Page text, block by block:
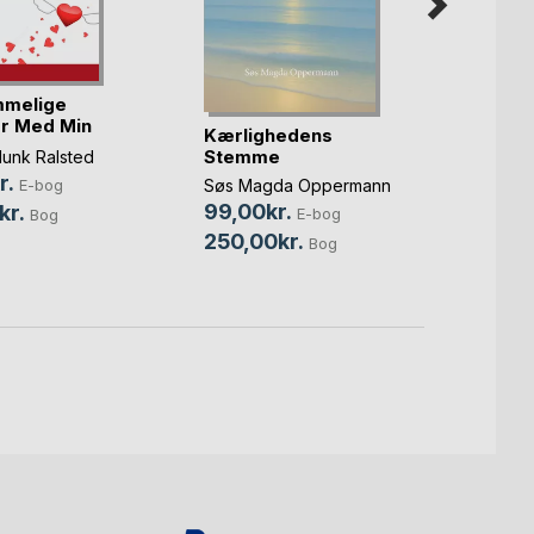
Med Min
Ralsted
E-bog
Bog
Kærlighedens
Stemme
Søs Magda Oppermann
99,00kr. E-bog
250,00kr. Bog